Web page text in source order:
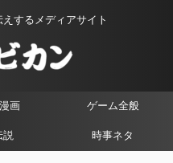
するメディアサイト
画 ゲーム全般
説 時事ネタ